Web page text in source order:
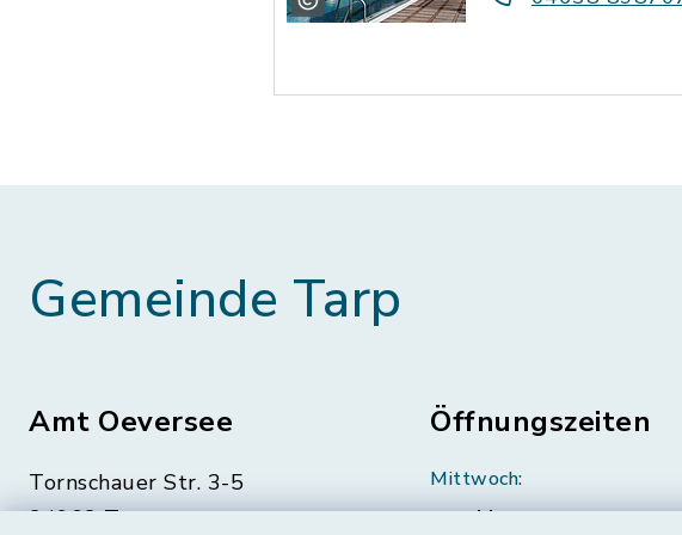
Gemeinde Tarp
Amt Oeversee
Tornschauer Str. 3-5
24963 Tarp
Öffnungszeiten
Mittwoch:
geschlossen